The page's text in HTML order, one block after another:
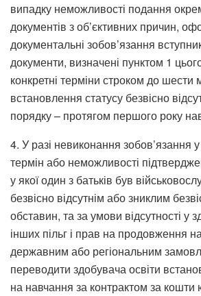
випадку неможливості подання
документів з об’єктивних причин,
документальні зобов’язання
документи, визначені пунктом 1
конкретні терміни строком до шести
встановлення статусу безвісно
порядку – протягом першого року
4. У разі невиконання зобов’язання
термін або неможливості
у якої один з батьків був
безвісно відсутнім або зниклим
обставин, та за умови відсутності у
інших пільг і прав на продовження
державним або регіональним
переводити здобувача освіти
на навчання за контрактом за